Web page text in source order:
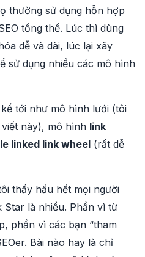
thường sử dụng hỗn hợp
tổng thể. Lúc thì dùng
dễ và dài, lúc lại xây
sử dụng nhiều các mô hình
tới như mô hình lưới (tôi
này), mô hình link
linked link wheel (rất dễ
thấy hầu hết mọi người
Star là nhiều. Phần vì từ
phần vì các bạn “tham
Bài nào hay là chỉ